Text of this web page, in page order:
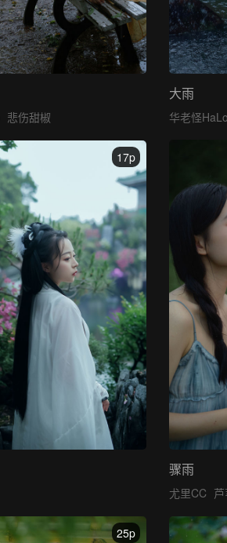
大雨
华老怪HaLo
悲伤甜椒
骤雨
尤里CC
17p
25p